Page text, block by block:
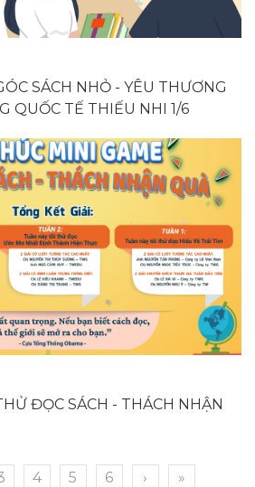
SÁCH NHỎ - YÊU THƯƠNG
QUỐC TẾ THIẾU NHI 1/6
ĐỌC SÁCH - THÁCH NHẬN
4 5 6 › »